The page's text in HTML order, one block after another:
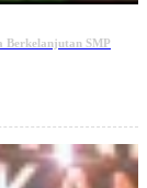
Berkelanjutan SMP